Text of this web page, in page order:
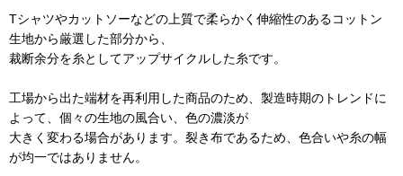
Tシャツやカットソーなどの上質で柔らかく伸縮性のあるコットン
生地から厳選した部分から、
裁断余分を糸としてアップサイクルした糸です。
工場から出た端材を再利用した商品のため、製造時期のトレンドに
よって、個々の生地の風合い、色の濃淡が
大きく変わる場合があります。裂き布であるため、色合いや糸の幅
が均一ではありません。